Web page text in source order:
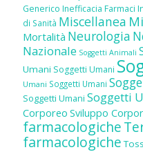
Generico Inefficacia Farmaci
di Sanità Miscellanea
Mortalità Neurologia
Nazionale Soggetti Animali
Umani Soggetti Umani
Umani Soggetti Umani
Soggetti Umani Soggetti
Corporeo Sviluppo
farmacologiche
farmacologiche